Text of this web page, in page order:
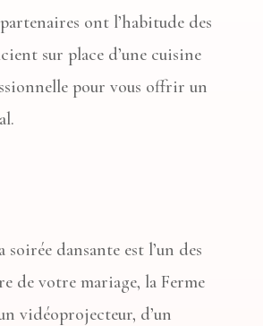
ont l’habitude des
sur place d’une cuisine
pour vous offrir un
soirée dansante est l’un des
de votre mariage, la Ferme
vidéoprojecteur, d’un